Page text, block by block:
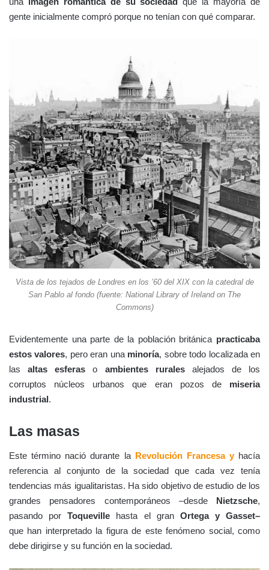
gente inicialmente compró porque no tenían con qué comparar.
Vista de los tejados de Londres en los ’60 del XIX con la catedral de
San Pablo al fondo (fuente: National Library of Ireland on The
Commons)
Evidentemente una parte de la población británica practicaba
estos valores, pero eran una minoría, sobre todo localizada en
lasaltas esferas o ambientes ruralesalejados de los
corruptos núcleos urbanos que eran pozos de miseria
industrial.
Las masas
Este término nació durante la Revolución Francesa y hacía
referencia al conjunto de la sociedad que cada vez tenía
tendencias más igualitaristas. Ha sido objetivo de estudio de los
grandes pensadores contemporáneos –desde Nietzsche,
pasando porToqueville hasta el gran Ortega y Gasset–
que han interpretado la figura de este fenómeno social, como
debe dirigirse y su función en la sociedad.